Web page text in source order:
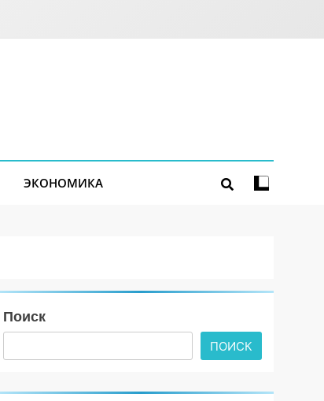
ЭКОНОМИКА
Поиск
ПОИСК